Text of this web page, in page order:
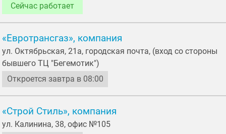
Сейчас работает
«Евротрансгаз», компания
ул. Октябрьская, 21а, городская почта, (вход со стороны
бывшего ТЦ "Бегемотик")
Откроется завтра в 08:00
«Строй Стиль», компания
ул. Калинина, 38, офис №105